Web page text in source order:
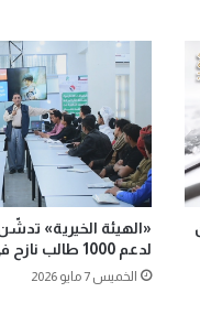
«الهيئة الخيرية»
لدعم 1000 طالب نازح في اليمن
الخميس 7 مايو 2026